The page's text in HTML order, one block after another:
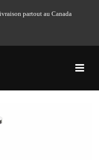
partout au Canada